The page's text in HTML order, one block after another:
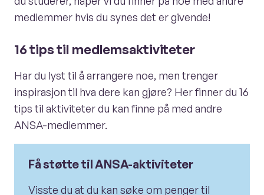
medlemmer hvis du synes det er givende!
16 tips til medlemsaktiviteter
Har du lyst til å arrangere noe, men trenger
inspirasjon til hva dere kan gjøre? Her finner du 16
tips til aktiviteter du kan finne på med andre
ANSA-medlemmer.
Få støtte til ANSA-aktiviteter
Visste du at du kan søke om penger til